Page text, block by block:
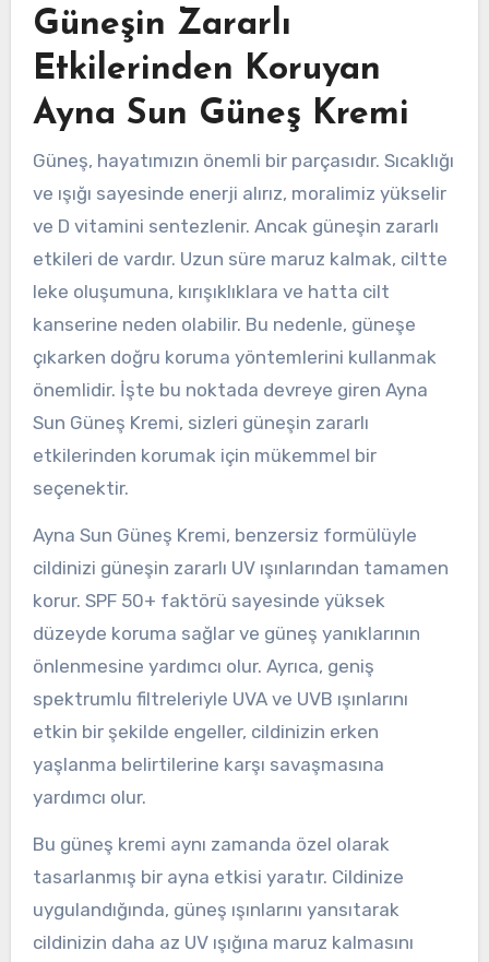
Güneşin Zararlı
Etkilerinden Koruyan
Ayna Sun Güneş Kremi
Güneş, hayatımızın önemli bir parçasıdır. Sıcaklığı
ve ışığı sayesinde enerji alırız, moralimiz yükselir
ve D vitamini sentezlenir. Ancak güneşin zararlı
etkileri de vardır. Uzun süre maruz kalmak, ciltte
leke oluşumuna, kırışıklıklara ve hatta cilt
kanserine neden olabilir. Bu nedenle, güneşe
çıkarken doğru koruma yöntemlerini kullanmak
önemlidir. İşte bu noktada devreye giren Ayna
Sun Güneş Kremi, sizleri güneşin zararlı
etkilerinden korumak için mükemmel bir
seçenektir.
Ayna Sun Güneş Kremi, benzersiz formülüyle
cildinizi güneşin zararlı UV ışınlarından tamamen
korur. SPF 50+ faktörü sayesinde yüksek
düzeyde koruma sağlar ve güneş yanıklarının
önlenmesine yardımcı olur. Ayrıca, geniş
spektrumlu filtreleriyle UVA ve UVB ışınlarını
etkin bir şekilde engeller, cildinizin erken
yaşlanma belirtilerine karşı savaşmasına
yardımcı olur.
Bu güneş kremi aynı zamanda özel olarak
tasarlanmış bir ayna etkisi yaratır. Cildinize
uygulandığında, güneş ışınlarını yansıtarak
cildinizin daha az UV ışığına maruz kalmasını